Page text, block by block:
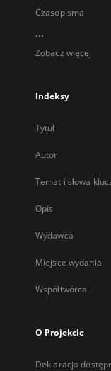
Czasopisma
...
Zobacz więcej
Indeksy
Tytuł
Autor
Temat i słowa
Opis
Wydawca
Miejsce wydania
Współtwórca
O Projekcie
Deklaracja